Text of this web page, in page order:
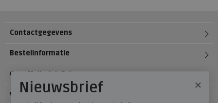
Contactgegevens
Bestelinformatie
Over Meijerink Schoenen
Voetzorg
×
Nieuwsbrief